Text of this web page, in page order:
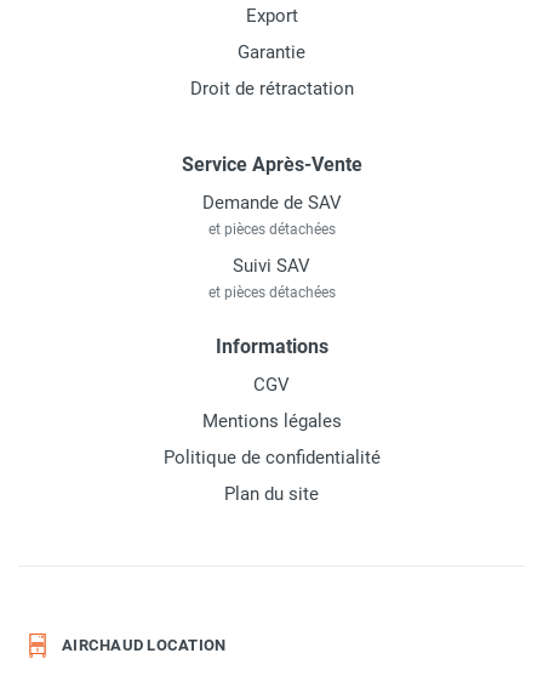
Export
Garantie
Droit de rétractation
Service Après-Vente
Demande de SAV
et pièces détachées
Suivi SAV
et pièces détachées
Informations
CGV
Mentions légales
Politique de confidentialité
Plan du site
AIRCHAUD LOCATION